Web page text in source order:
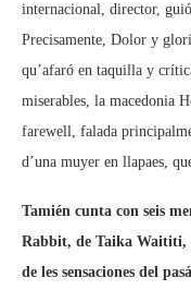
internacional, director,
Precisamente, Dolor y
qu’afaró en taquilla y
miserables, la macedonia
farewell, falada
d’una muyer en llapaes,
Tamién cunta con seis
Rabbit, de Taika Waititi,
de les sensaciones del